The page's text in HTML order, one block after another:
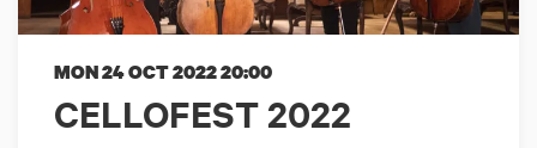
CELLOFEST 2022
MON 24 OCT 202220:00